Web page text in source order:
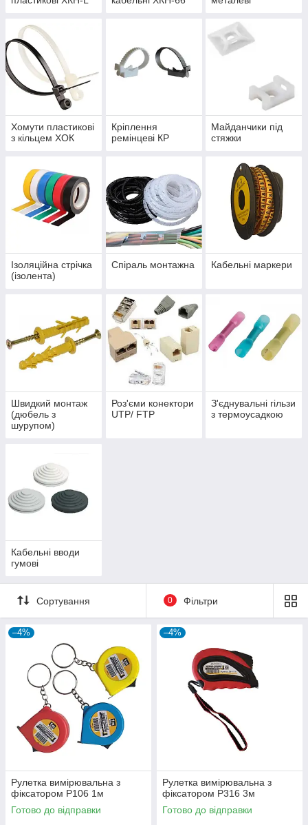
Хомути пластикові
з кільцем ХОК
Кріплення
ремінцеві КР
Майданчики під
стяжки
Ізоляційна стрічка
(ізолента)
Спіраль монтажна Кабельні маркери
Швидкий монтаж
(дюбель з
шурупом)
Роз'єми конектори
UTP/ FTP
З'єднувальні гільзи
з термоусадкою
Кабельні вводи
гумові
Сортування 0 Фільтри
–4%
Рулетка вимірювальна з
фіксатором Р106 1м
Готово до відправки
–4%
Рулетка вимірювальна з
фіксатором Р316 3м
Готово до відправки